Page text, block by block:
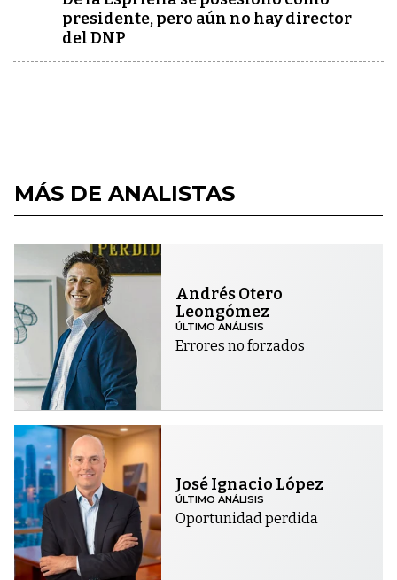
presidente, pero aún no hay director
del DNP
MÁS DE ANALISTAS
Andrés Otero
Leongómez
ÚLTIMO ANÁLISIS
Errores no forzados
José Ignacio López
ÚLTIMO ANÁLISIS
Oportunidad perdida